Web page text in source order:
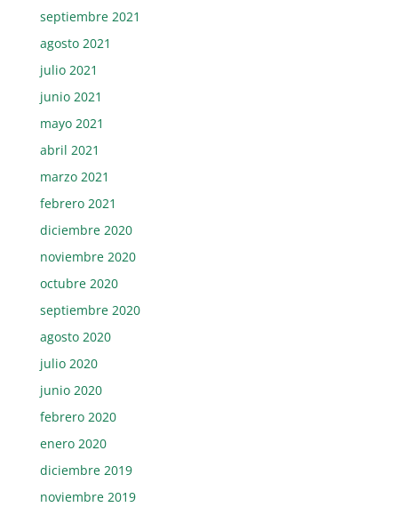
septiembre 2021
agosto 2021
julio 2021
junio 2021
mayo 2021
abril 2021
marzo 2021
febrero 2021
diciembre 2020
noviembre 2020
octubre 2020
septiembre 2020
agosto 2020
julio 2020
junio 2020
febrero 2020
enero 2020
diciembre 2019
noviembre 2019